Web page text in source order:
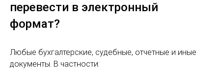
перевести в электронный
формат?
Любые бухгалтерские, судебные, отчетные и иные
документы. В частности: